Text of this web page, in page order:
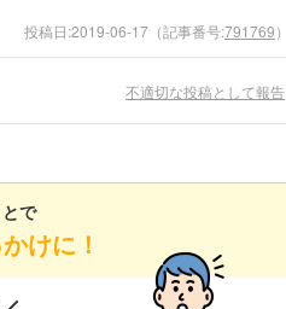
投稿日:2019-06-17 （記事番号:791769）
不適切な投稿として報告
で
けに！